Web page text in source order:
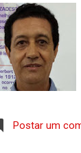
Postar um